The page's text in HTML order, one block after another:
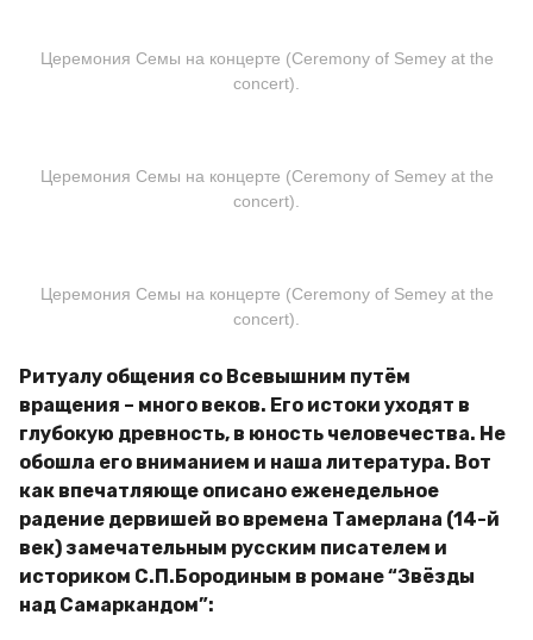
Церемония Семы на концерте (Ceremony of Semey at the
concert).
Церемония Семы на концерте (Ceremony of Semey at the
concert).
Церемония Семы на концерте (Ceremony of Semey at the
concert).
Ритуалу общения со Всевышним путём
вращения – много веков. Его истоки уходят в
глубокую древность, в юность человечества. Не
обошла его вниманием и наша литература. Вот
как впечатляюще описано еженедельное
радение дервишей во времена Тамерлана (14-й
век) замечательным русским писателем и
историком С.П.Бородиным в романе “Звёзды
над Самаркандом”: